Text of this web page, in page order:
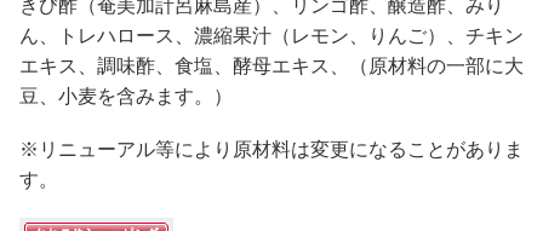
きび酢（奄美加計呂麻島産）、リンゴ酢、醸造酢、みり
ん、トレハロース、濃縮果汁（レモン、りんご）、チキン
エキス、調味酢、食塩、酵母エキス、（原材料の一部に大
豆、小麦を含みます。）
※リニューアル等により原材料は変更になることがありま
す。